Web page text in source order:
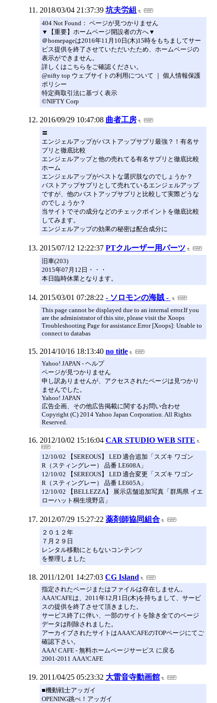
2018/03/04 21:37:39 坑夫労組
404 Not Found： ページが見つかりません
▼【重要】ホームページ開設者の方へ▼
＠homepageは2016年11月10日(木)15時をもちましてサー
ビス提供を終了させていただいたため、ホームページの
表示ができません。
詳しくはこちらをご確認ください。
@nifty top ウェブサイトの利用について ｜ 個人情報保護
ポリシー
特定商取引法に基づく表示
©NIFTY Corp
2016/09/29 10:47:08 曲者工房
〓
エンジェルアップがバストアップサプリ最強？！有名サ
プリと徹底比較
エンジェルアップと他の売れてる有名サプリと徹底比較
ホーム
エンジェルアップがベストな選択肢なのでしょうか？
バストアップサプリとして売れているエンジェルアップ
ですが、他のバストアップサプリと比較して実際どうな
のでしょうか？
当サイトでその成分などのチェックポイントを徹底比較
してみます。
エンジェルアップの効果の秘密は配合成分に
2015/07/12 12:22:37 PTクルーザー用パーツ
旧車(203)
2015年07月12日・・・
本日臨時休業となります。
2015/03/01 07:28:22 - ソロモンの海賊 -
This page cannot be displayed due to an internal error.If you
are the administrator of this site, please visit the Xoops
Troubleshooting Page for assistance.Error [Xoops]: Unable to
connect to databas
2014/10/16 18:13:40 no title
Yahoo! JAPAN - ヘルプ
ページが見つかりません
申し訳ありませんが、アクセスされたページは見つかり
ませんでした。
Yahoo! JAPAN
広告企画、その他広告掲載に関するお問い合わせ
Copyright (C) 2014 Yahoo Japan Corporation. All Rights
Reserved.
2012/10/02 15:16:04 CAR STUDIO WEB SITE
12/10/02 【SEREOUS】 LED 適合追加「スズキ ワゴン
R（スティングレー） 品番 LE608A」
12/10/02 【SEREOUS】 LED 適合変更「スズキ ワゴン
R（スティングレー） 品番 LE605A」
12/10/02 【BELLEZZA】 展示店舗追加写真「群馬県 イエ
ローハット桐生境野店」
2012/07/29 15:27:22 薬剤師協同組合
２０１２年
７月２９日
レンタル移動にともないコンテンツ
を整理しました
2011/12/01 14:27:03 CG Island
指定されたページまたはファイルは存在しません。
AAA!CAFEは、2011年12月1日(木)を持ちまして、サービ
スの提供を終了させて頂きました。
サービス終了に伴い、一部のサイトを除き全てのページ
データは削除されました。
アーカイブされたサイトはAAA!CAFEのTOPページにてご
確認下さい。
AAA! CAFE - 無料ホームページサービス に戻る
2001-2011 AAA!CAFE
2011/04/25 05:23:32 大雷音寺動画館
■機動戦士アッガイ
OPENING跳べ！アッガイ